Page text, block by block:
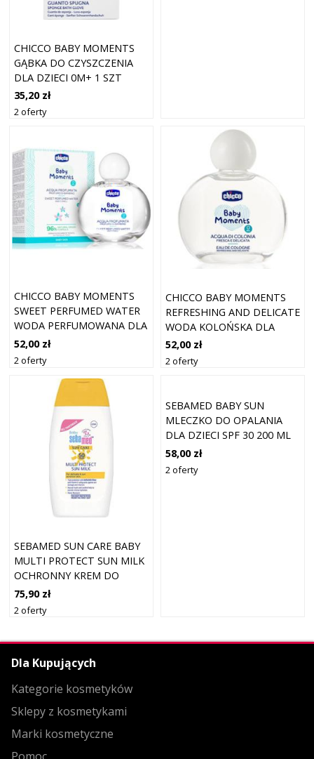
CHICCO BABY MOMENTS
GĄBKA DO CZYSZCZENIA
DLA DZIECI 0M+ 1 SZT
35,20 zł
2 oferty
CHICCO BABY MOMENTS
SWEET PERFUMED WATER
WODA PERFUMOWANA DLA
DZIECI OD URODZENIA 100
ML
52,00 zł
2 oferty
CHICCO BABY MOMENTS
REFRESHING AND DELICATE
WODA KOLOŃSKA DLA
DZIECI OD URODZENIA 100
ML
52,00 zł
2 oferty
SEBAMED SUN CARE BABY
MULTI PROTECT SUN MILK
OCHRONNY KREM DO
OPALANIA DLA DZIECI SPF
50+ BEZZAPACHOWY 200
75,90 zł
2 oferty
SEBAMED BABY SUN
MLECZKO DO OPALANIA
DLA DZIECI SPF 30 200 ML
58,00 zł
2 oferty
Dla Kupujących
Kategorie kosmetyków
Sklepy z kosmetykami
Marki kosmetyczne